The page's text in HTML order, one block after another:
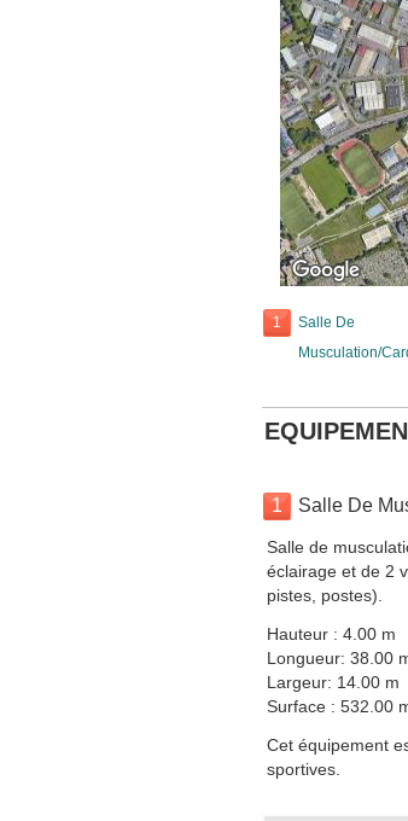
1
Salle De
Musculation/
1 Salle De
Salle de
éclairage et de 2
pistes, postes).
Hauteur : 4.00 m
Longueur: 38.00
Largeur: 14.00 m
Surface : 532.00
Cet équipement
sportives.